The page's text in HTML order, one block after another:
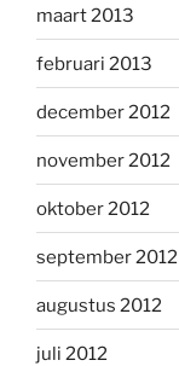
maart 2013
februari 2013
december 2012
november 2012
oktober 2012
september 2012
augustus 2012
juli 2012